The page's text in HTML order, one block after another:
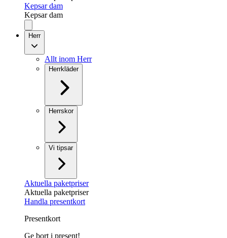
Kepsar dam
Kepsar dam
Herr
Allt inom Herr
Herrkläder
Herrskor
Vi tipsar
Aktuella paketpriser
Aktuella paketpriser
Handla presentkort
Presentkort
Ge bort i present!